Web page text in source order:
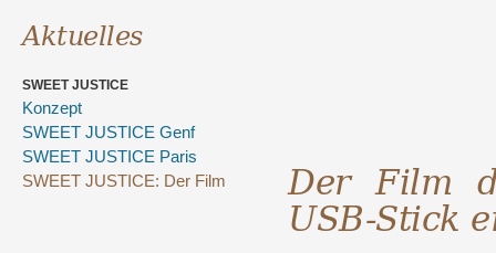
Aktuelles
SWEET JUSTICE
Konzept
SWEET JUSTICE Genf
SWEET JUSTICE Paris
SWEET JUSTICE: Der Film
Der Film
USB-Stick